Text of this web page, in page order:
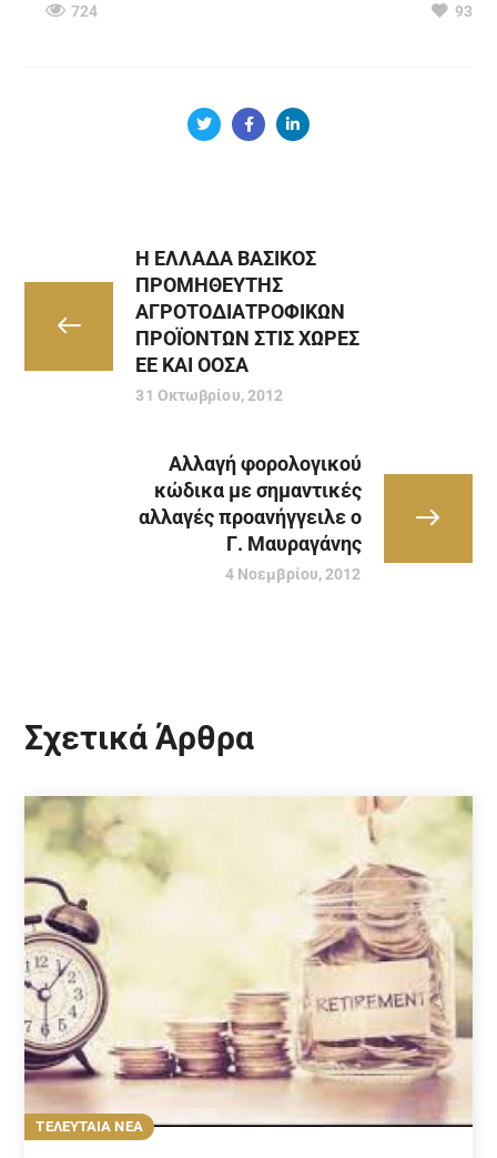
724 93
Η ΕΛΛΑΔΑ ΒΑΣΙΚΟΣ
ΠΡΟΜΗΘΕΥΤΗΣ
ΑΓΡΟΤΟΔΙΑΤΡΟΦΙΚΩΝ
ΠΡΟΪΟΝΤΩΝ ΣΤΙΣ ΧΩΡΕΣ
ΕΕ ΚΑΙ ΟΟΣΑ
31 Οκτωβρίου, 2012
Αλλαγή φορολογικού
κώδικα με σημαντικές
αλλαγές προανήγγειλε ο
Γ. Μαυραγάνης
4 Νοεμβρίου, 2012
Σχετικά Άρθρα
ΤΕΛΕΥΤΑΙΑ ΝΕΑ